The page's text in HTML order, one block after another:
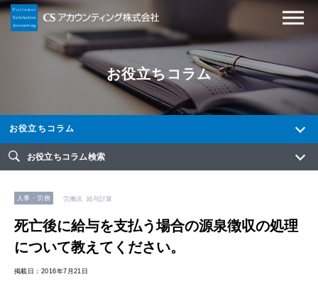
お役立ちコラム
お役立ちコラム
お役立ちコラム検索
人事・労務 労働法 給与計算
死亡後に給与を支払う場合の源泉徴収の処理
について教えてください。
掲載日：2016年7月21日